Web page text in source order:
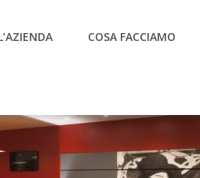
COSA FACCIAMO